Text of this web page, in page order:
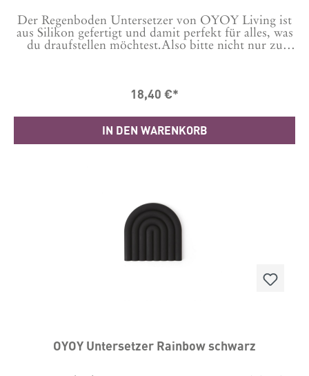
Der Regenboden Untersetzer von OYOY Living ist
aus Silikon gefertigt und damit perfekt für alles, was
du draufstellen möchtest.Also bitte nicht nur zu
Reinigung aber ein feuchtes Tuch.
18,40 €*
IN DEN WARENKORB
OYOY Untersetzer Rainbow schwarz